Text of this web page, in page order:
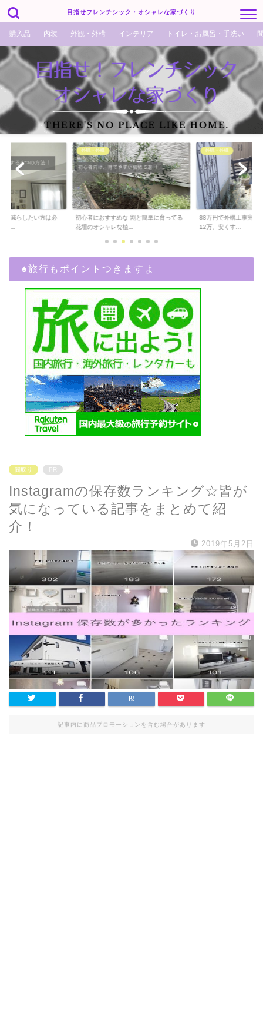
目指せフレンチシック・オシャレな家づくり
購入品 内装 外観・外構 インテリア トイレ・お風呂・手洗い
も減らしたい方は必
ら...
外観・外構
初心者におすすめな 割と簡単に育ってる
花壇のオシャレな植...
外観・外構
88万円で外構工事完了
12万、安くす...
♠︎旅行もポイントつきますよ
間取り PR
Instagramの保存数ランキング☆皆が
気になっている記事をまとめて紹
介！
2019年5月2日
記事内に商品プロモーションを含む場合があります